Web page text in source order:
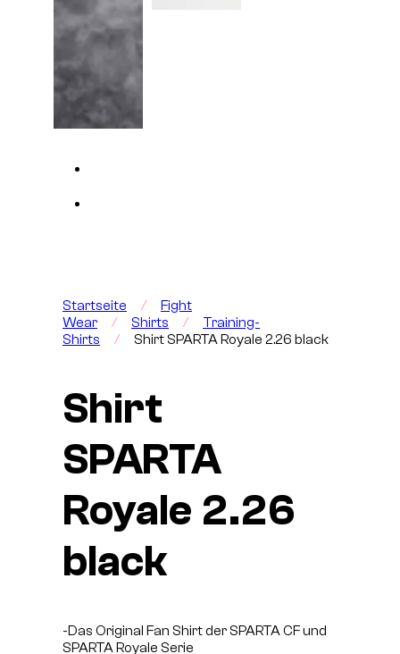
Startseite /
Fight
Wear
/ Shirts /
Training-
Shirts
/ Shirt SPARTA Royale 2.26 black
Shirt
SPARTA
Royale 2.26
black
-Das Original Fan Shirt der SPARTA CF und
SPARTA Royale Serie